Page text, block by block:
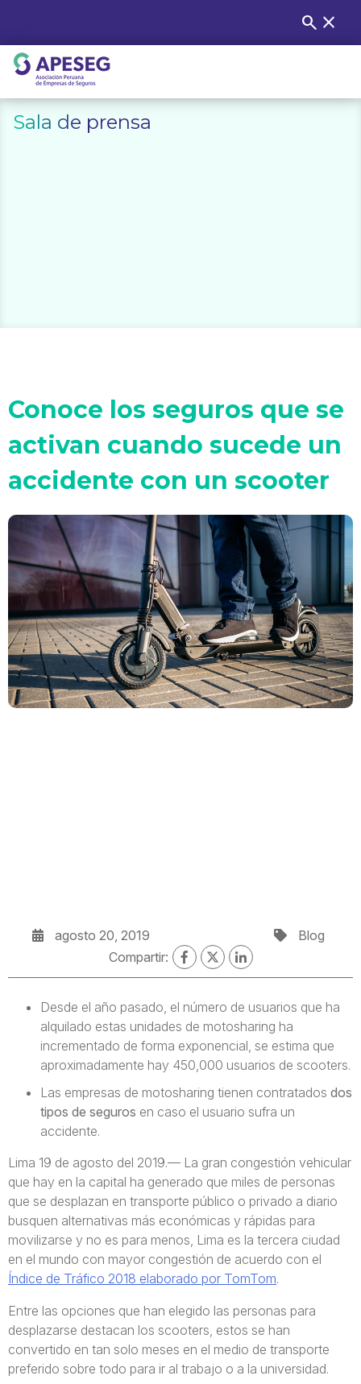
content
Buscar:
search close
APESEG
Sala de prensa
Conoce los seguros que se
activan cuando sucede un
accidente con un scooter
agosto 20, 2019
Blog
Compartir:
Desde el año pasado, el número de usuarios que ha
alquilado estas unidades de motosharing ha
incrementado de forma exponencial, se estima que
aproximadamente hay 450,000 usuarios de scooters.
Las empresas de motosharing tienen contratados dos
tipos de seguros en caso el usuario sufra un
accidente.
Lima 19 de agosto del 2019.— La gran congestión vehicular
que hay en la capital ha generado que miles de personas
que se desplazan en transporte público o privado a diario
busquen alternativas más económicas y rápidas para
movilizarse y no es para menos, Lima es la tercera ciudad
en el mundo con mayor congestión de acuerdo con el
Índice de Tráfico 2018 elaborado por TomTom.
Entre las opciones que han elegido las personas para
desplazarse destacan los scooters, estos se han
convertido en tan solo meses en el medio de transporte
preferido sobre todo para ir al trabajo o a la universidad.